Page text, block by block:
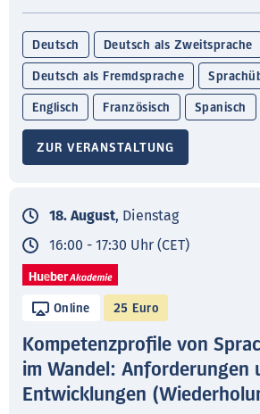
Deutsch Deutsch als Zweitsprache
Deutsch als Fremdsprache
Englisch Französisch Spanisch
ZUR VERANSTALTUNG
18. August, Dienstag
16:00 - 17:30 Uhr (CET)
Online 25 Euro
Kompetenzprofile von
im Wandel: Anforderungen
Entwicklungen